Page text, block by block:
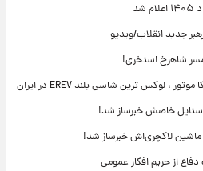
رهبر جدید انقلاب/ویدیو
شاهرخ استخری!
استایل خاصش خبرساز شد!
لاکچری‌اش خبرساز شد!
از حریم افکار عمومی